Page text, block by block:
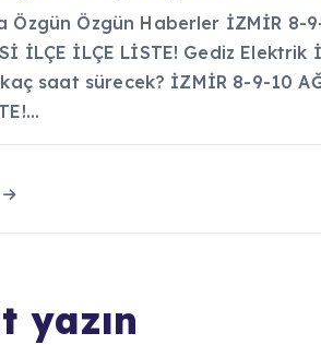
Özgün Özgün Haberler İZMİR 8-9-
İLÇE İLÇE LİSTE! Gediz Elektrik
saat sürecek? İZMİR 8-9-10
yazın